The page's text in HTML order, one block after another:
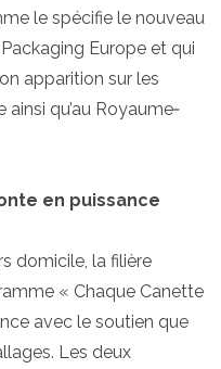
le spécifie le nouveau
Europe et qui
apparition sur les
qu’au Royaume‐
en puissance
domicile, la filière
« Chaque Canette
avec le soutien que
Les deux